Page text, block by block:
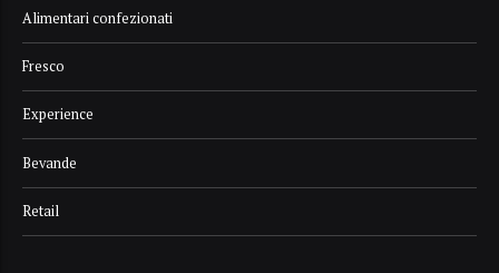
Alimentari confezionati
Fresco
Experience
Bevande
Retail